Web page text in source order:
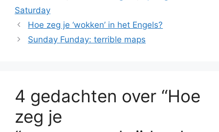
Saturday
Hoe zeg je ‘wokken’ in het Engels?
Sunday Funday: terrible maps
4 gedachten over “Hoe
zeg je